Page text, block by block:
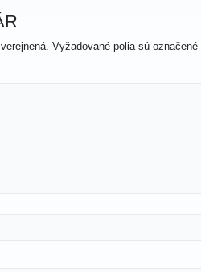
Vyžadované polia sú označené